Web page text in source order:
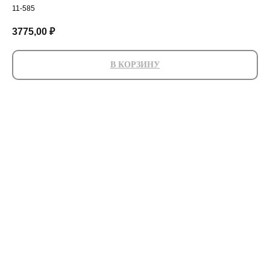
11-585
3775,00 ₽
В КОРЗИНУ